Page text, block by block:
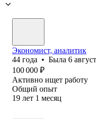
Экономист, аналитик
44 года • Была 6
100 000 ₽
Активно ищет работу
Общий опыт
19 лет 1 месяц